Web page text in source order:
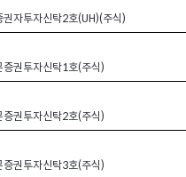
권자투자신탁2호(UH)(주식)
증권투자신탁1호(주식)
증권투자신탁2호(주식)
증권투자신탁3호(주식)